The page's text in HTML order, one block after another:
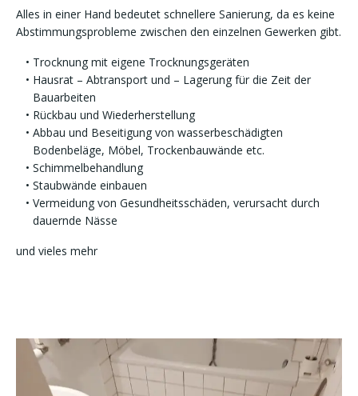
Alles in einer Hand bedeutet schnellere Sanierung, da es keine
Abstimmungsprobleme zwischen den einzelnen Gewerken gibt.
Trocknung mit eigene Trocknungsgeräten
Hausrat – Abtransport und – Lagerung für die Zeit der
Bauarbeiten
Rückbau und Wiederherstellung
Abbau und Beseitigung von wasserbeschädigten
Bodenbeläge, Möbel, Trockenbauwände etc.
Schimmelbehandlung
Staubwände einbauen
Vermeidung von Gesundheitsschäden, verursacht durch
dauernde Nässe
und vieles mehr